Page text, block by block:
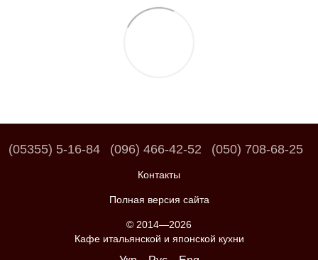
(05355) 5-16-84 (096) 466-42-52 (050) 708-68-25
Контакты
Полная версия сайта
© 2014—2026
Кафе итальянской и японской кухни